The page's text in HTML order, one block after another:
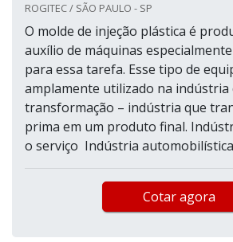
ROGITEC / SÃO PAULO - SP
O molde de injeção plástica é
auxílio de máquinas
para essa tarefa. Esse tipo de
amplamente utilizado na indústria
transformação – indústria que
prima em um produto final.
o serviço Indústria
Cotar agora